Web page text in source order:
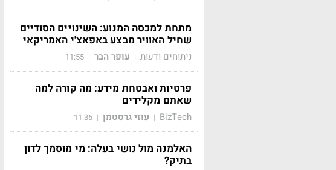
מתחת למכסה המנוע: השינויים הסודיים
שחיל האוויר מבצע באפאצ'י האמריקאי
ניתוחים ודעות | עופר הבר |
11:55
פרטיות ואבטחת מידע: מה קורה למה
שאתם מקלידים
BizTech
| עוזי גרסטמן |
11:36
האלמנה מול נושי בעלה: מי מוסמך לדון
בתיק?